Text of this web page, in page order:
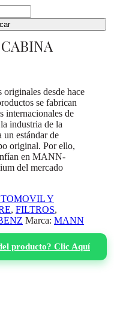
desde hace
se fabrican
internacionales de
industria de la
un estándar de
original. Por ello,
en MANN-
del mercado
Y
, FILTROS,
Marca: MANN
producto? Clic Aquí